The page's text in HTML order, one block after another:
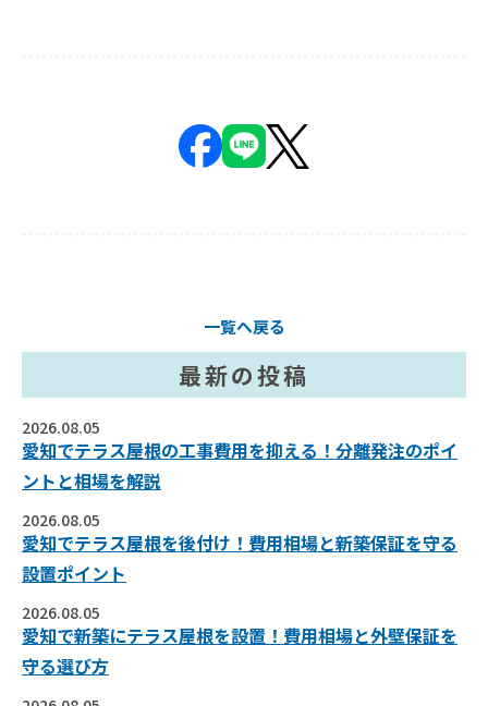
一覧へ戻る
最新の投稿
2026.08.05
愛知でテラス屋根の工事費用を抑える！分離発注のポイ
ントと相場を解説
2026.08.05
愛知でテラス屋根を後付け！費用相場と新築保証を守る
設置ポイント
2026.08.05
愛知で新築にテラス屋根を設置！費用相場と外壁保証を
守る選び方